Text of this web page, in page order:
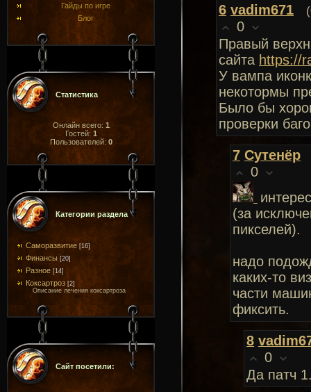
Гайды по игре
Блог
Статистика
Онлайн всего: 1
Гостей: 1
Пользователей: 0
Категории раздела
Саморазвитие [16]
Финансы [20]
Разное [14]
Коксартроз [2]
Описание лечения коксартроза
Сайт посетили:
6 vadim671
0
Правый
сайта https://
У вампа
некотормы
Было бы
проверки
7 Сутенёр
0
(за
пикселей).
надо
каких-то
части
фиксить.
8
0
Да патч